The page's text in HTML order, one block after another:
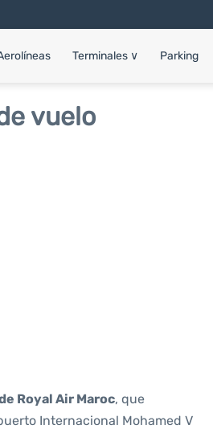
Terminales ∨ Parking
vuelo
Royal Air Maroc, que
Internacional Mohamed V